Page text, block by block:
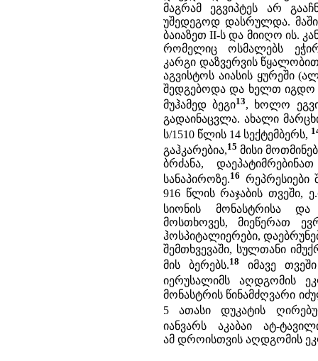
მაგრამ ეგვიპტეს არ
უშედეგოდ დასრულდა.
ბაიაზეთ II-ს და მიიღო ის.
რომელიც ოსმალებს
კარგი დაზვერვის
აგვისტოს აიასის ყურეში
შედგებოდა და ხელთ იგდო
მუჰამედ ბეგი13, ხოლო
გადაინაცვლა. ახალი
ს/1510 წლის 14 სექტემბერს,
გაჰკარებია,15 მისი
ბრძანა,
სანაპიროზე.16 რეპრესიები
916 წლის რაჯაბის თვეში,
სიონის მონასტრისა
მოსთხოვეს, მიეწერათ
ჰოსპიტალიერები,
შემთხვევაში, სულთანი
მის ბერებს.18
იმავე
იერუსალიმს აღდგომის
მონასტრის წინამძღვარი
5 ათასი დუკატის
იანვარს აკაბაი ატ-
ამ დროისთვის აღდგომის